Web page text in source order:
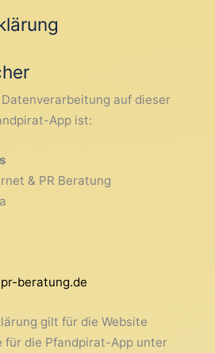
auf dieser
App ist:
& PR Beratung
beratung.de
gilt für die Website
für die Pfandpirat-App unter